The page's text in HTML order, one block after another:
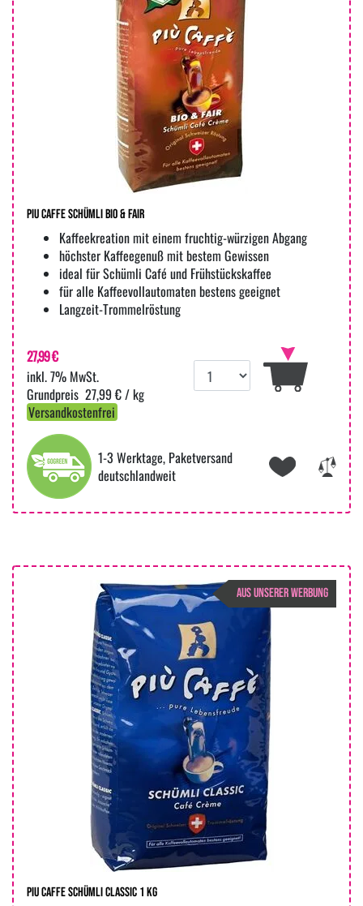
Piu Caffe Schümli Bio & Fair
Kaffeekreation mit einem fruchtig-würzigen Abgang
höchster Kaffeegenuß mit bestem Gewissen
ideal für Schümli Café und Frühstückskaffee
für alle Kaffeevollautomaten bestens geeignet
Langzeit-Trommelröstung
27,99 €
inkl. 7% MwSt.
27,99 € / kg
Versandkostenfrei
1-3 Werktage, Paketversand
deutschlandweit
AUS UNSERER WERBUNG
Piu Caffe Schümli Classic 1 kg